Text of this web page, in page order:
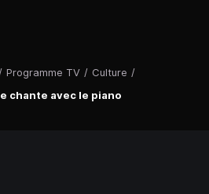
Programme TV / Culture /
chante avec le piano